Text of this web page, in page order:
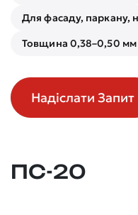
Для фасаду, паркану,
Товщина 0,38–0,50 мм
Надіслати Запит
ПС-20